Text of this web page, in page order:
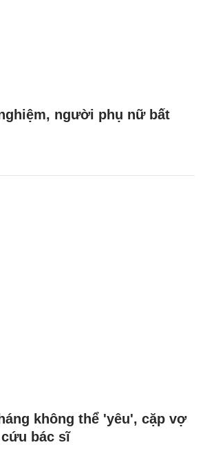
người phụ nữ bất
không thể 'yêu', cặp vợ
bác sĩ